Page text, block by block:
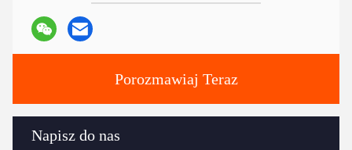
Porozmawiaj Teraz
Napisz do nas